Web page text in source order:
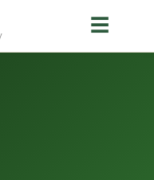
☰